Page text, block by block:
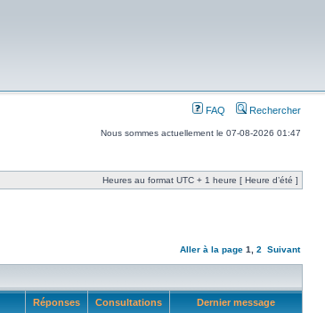
FAQ Rechercher
Nous sommes actuellement le 07-08-2026 01:47
Heures au format UTC + 1 heure [ Heure d’été ]
Aller à la page 1 2 Suivant
Réponses Consultations Dernier message